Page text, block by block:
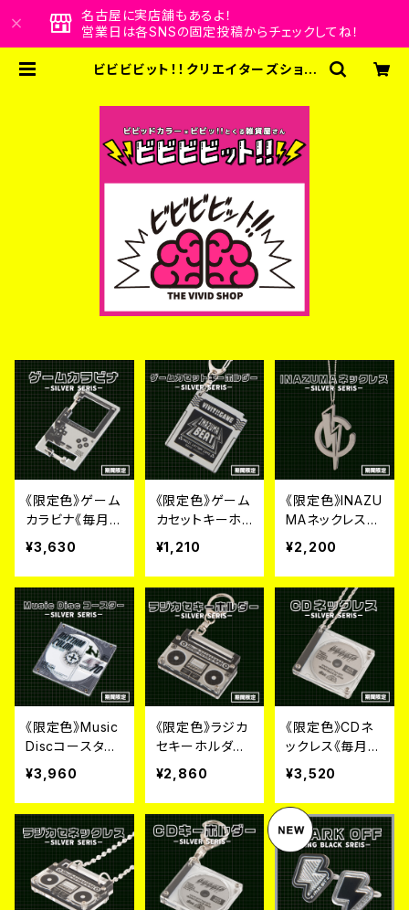
名古屋に実店舗もあるよ！
営業日は各SNSの固定投稿からチェックしてね！
ビビビビット！！クリエイターズショッ
《限定色》ゲーム
カラビナ《毎月６
日~９日のみ販
売》
¥3,630
《限定色》ゲーム
カセットキーホ
ルダー《毎月６日
~９日のみ販売》
¥1,210
《限定色》INAZU
MAネックレス
《毎月６日~９日
のみ販売》
¥2,200
《限定色》Music
Discコースター
《毎月６日~９日
のみ発売》
¥3,960
《限定色》ラジカ
セキーホルダー
《毎月６日~９日
のみ販売》
¥2,860
《限定色》CDネ
ックレス《毎月６
日~９日のみ販
売》
¥3,520